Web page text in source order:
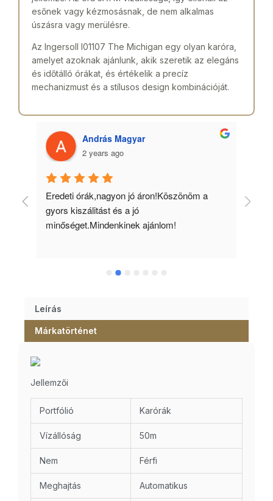
esőnek vagy kézmosásnak, de nem alkalmas
úszásra vagy merülésre.
Az Ingersoll I01107 The Michigan egy olyan karóra,
amelyet azoknak ajánlunk, akik szeretik az elegáns
és időtálló órákat, és értékelik a precíz
mechanizmust és a stílusos design kombinációját.
András Magyar
2 years ago
Eredeti órák,nagyon jó áron!Köszönöm a
gyors kiszálitást és a jó
minőséget.Mindenkinek ajánlom!
Leírás
Márkatörténet
Jellemzői
Portfólió Karórák
Vízállóság 50m
Nem Férfi
Meghajtás Automatikus